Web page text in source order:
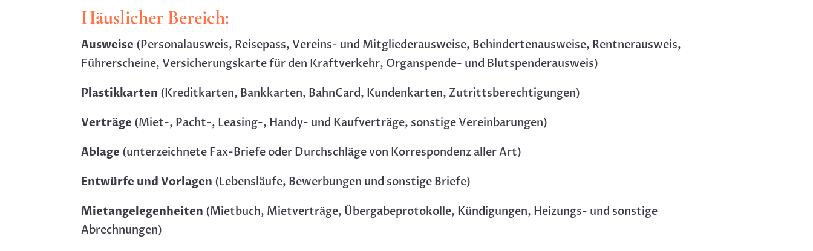
Häuslicher Bereich:
Ausweise (Personalausweis, Reisepass, Vereins- und Mitgliederausweise, Behindertenausweise, Rentnerausweis,
Führerscheine, Versicherungskarte für den Kraftverkehr, Organspende- und Blutspenderausweis)
Plastikkarten (Kreditkarten, Bankkarten, BahnCard, Kundenkarten, Zutrittsberechtigungen)
Verträge (Miet-, Pacht-, Leasing-, Handy- und Kaufverträge, sonstige Vereinbarungen)
Ablage (unterzeichnete Fax-Briefe oder Durchschläge von Korrespondenz aller Art)
Entwürfe und Vorlagen (Lebensläufe, Bewerbungen und sonstige Briefe)
Mietangelegenheiten (Mietbuch, Mietverträge, Übergabeprotokolle, Kündigungen, Heizungs- und sonstige
Abrechnungen)